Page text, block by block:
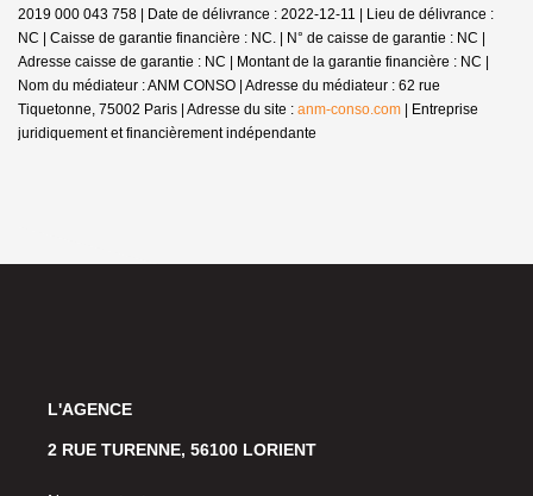
2019 000 043 758 | Date de délivrance : 2022-12-11 | Lieu de délivrance :
NC | Caisse de garantie financière : NC. | N° de caisse de garantie : NC |
Adresse caisse de garantie : NC | Montant de la garantie financière : NC |
Nom du médiateur : ANM CONSO | Adresse du médiateur : 62 rue
Tiquetonne, 75002 Paris | Adresse du site : anm-conso.com | Entreprise
juridiquement et financièrement indépendante
L'AGENCE
2 RUE TURENNE, 56100 LORIENT